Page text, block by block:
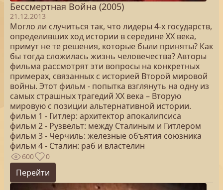
Бессмертная Война (2005)
21.12.2013
Могло ли случиться так, что лидеры 4-х государств,
определивших ход истории в середине ХХ века,
примут не те решения, которые были приняты? Как
бы тогда сложилась жизнь человечества? Авторы
фильма рассмотрят эти вопросы на конкретных
примерах, связанных с историей Второй мировой
войны. Этот фильм - попытка взглянуть на одну из
самых страшных трагедий ХХ века – Вторую
мировую с позиции альтернативной истории.
фильм 1 - Гитлер: архитектор апокалипсиса
фильм 2 - Рузвельт: между Сталиным и Гитлером
фильм 3 - Черчиль: железные объятия союзника
фильм 4 - Сталин: раб и властелин
600 0
Перейти